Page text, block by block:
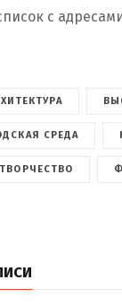
с
СРЕДА
ТВОРЧЕСТВО